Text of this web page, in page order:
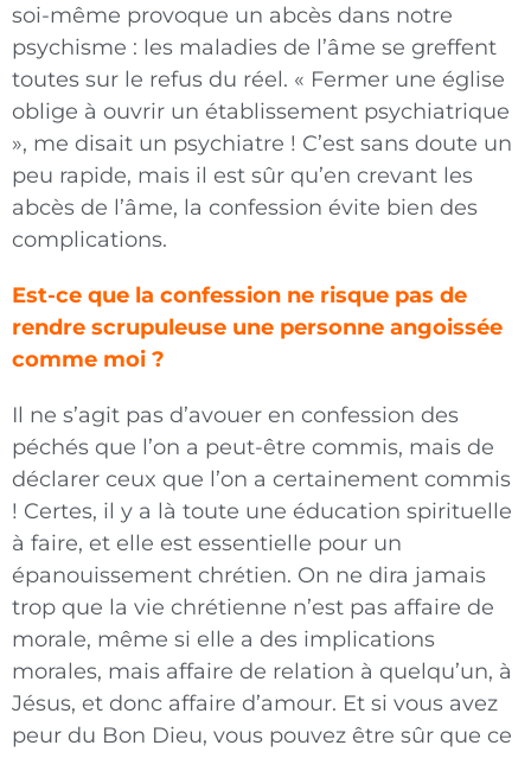
soi-même provoque un abcès dans notre
psychisme : les maladies de l’âme se greffent
toutes sur le refus du réel. « Fermer une église
oblige à ouvrir un établissement psychiatrique
», me disait un psychiatre ! C’est sans doute un
peu rapide, mais il est sûr qu’en crevant les
abcès de l’âme, la confession évite bien des
complications.
Est-ce que la confession ne risque pas de
rendre scrupuleuse une personne angoissée
comme moi ?
Il ne s’agit pas d’avouer en confession des
péchés que l’on a peut-être commis, mais de
déclarer ceux que l’on a certainement commis
! Certes, il y a là toute une éducation spirituelle
à faire, et elle est essentielle pour un
épanouissement chrétien. On ne dira jamais
trop que la vie chrétienne n’est pas affaire de
morale, même si elle a des implications
morales, mais affaire de relation à quelqu’un, à
Jésus, et donc affaire d’amour. Et si vous avez
peur du Bon Dieu, vous pouvez être sûr que ce